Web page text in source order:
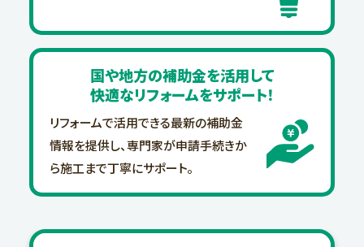
国や地方の補助金を活用して
快適なリフォームをサポート！
リフォームで活用できる最新の補助金
情報を提供し、専門家が申請手続きか
ら施工まで丁寧にサポート。